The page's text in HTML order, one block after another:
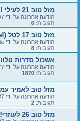
מזל טוב 21 לעילי !
הודעה אחרונה על ידי
תגובות: 6
מזל טוב 17 לטל (DT_Tal)!!!!!!!
הודעה אחרונה על ידי
תגובות: 8
אשכול סדרות
הודעה אחרונה על ידי
תגובות: 1870
מזל טוב לאמיר עמרני (32), זיו תמרי (34)
הודעה אחרונה על ידי
תגובות: 2
מזל טוב 26 לעוזרי!!!